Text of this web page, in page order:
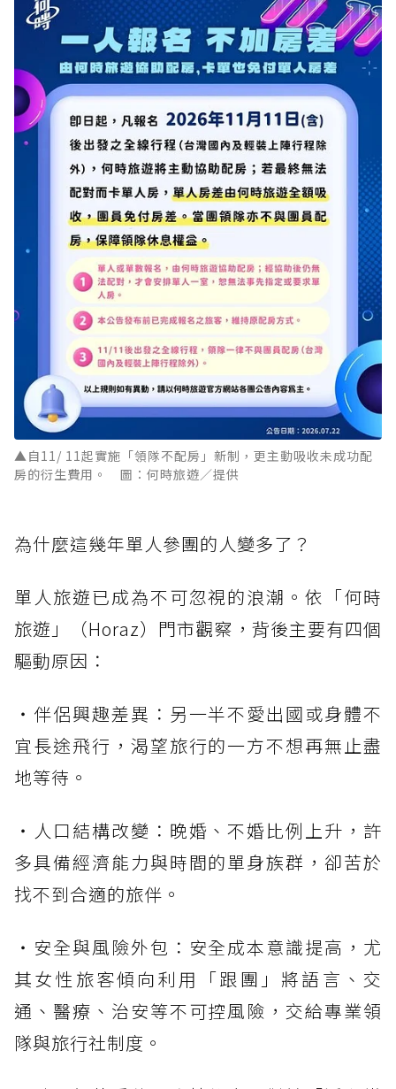
▲自11/ 11起實施「領隊不配房」新制，更主動吸收未成功配
房的衍生費用。 圖：何時旅遊／提供
為什麼這幾年單人參團的人變多了？
單人旅遊已成為不可忽視的浪潮。依「何時
旅遊」（Horaz）門市觀察，背後主要有四個
驅動原因：
・伴侶興趣差異：另一半不愛出國或身體不
宜長途飛行，渴望旅行的一方不想再無止盡
地等待。
・人口結構改變：晚婚、不婚比例上升，許
多具備經濟能力與時間的單身族群，卻苦於
找不到合適的旅伴。
・安全與風險外包：安全成本意識提高，尤
其女性旅客傾向利用「跟團」將語言、交
通、醫療、治安等不可控風險，交給專業領
隊與旅行社制度。